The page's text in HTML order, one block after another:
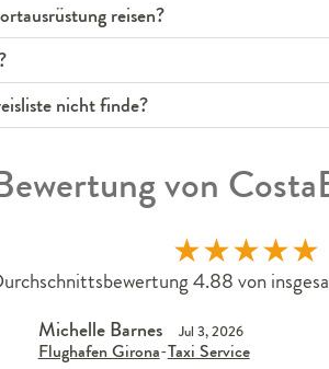
reisen?
nicht finde?
von
★★★★★
4.88 von
Michelle Barnes Jul 3, 2026
Flughafen Girona-Taxi Service